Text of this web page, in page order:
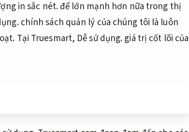
in sắc nét.để lớn mạnh hơn nữa trong thị
chính sách quản lý của chúng tôi là luôn
Tại Truesmart, Dễ sử dụng.giá trị cốt lõi của